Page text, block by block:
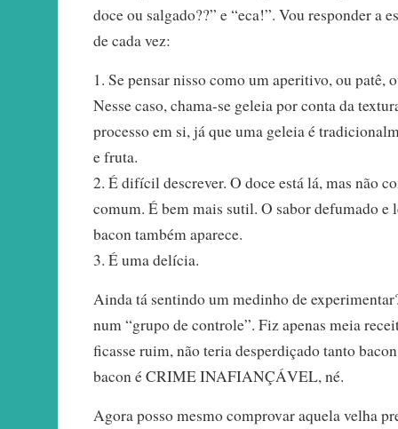
doce ou salgado??” e “eca!”. Vou responder a
de cada vez:
1. Se pensar nisso como um aperitivo, ou patê,
Nesse caso, chama-se geleia por conta da
processo em si, já que uma geleia é
e fruta.
2. É difícil descrever. O doce está lá, mas não
comum. É bem mais sutil. O sabor defumado e
bacon também aparece.
3. É uma delícia.
Ainda tá sentindo um medinho de
num “grupo de controle”. Fiz apenas meia
ficasse ruim, não teria desperdiçado tanto
bacon é CRIME INAFIANÇÁVEL, né.
Agora posso mesmo comprovar aquela velha